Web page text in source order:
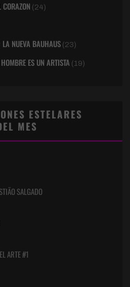
(24)
LA NUEVA BAUHAUS (23)
ES UN ARTISTA (19)
ESTELARES
MES
SALGADO
ARTE #1